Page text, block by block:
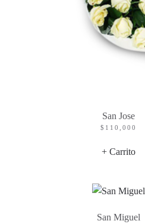
San Jose
$ 110,000
+ Carrito
San Miguel